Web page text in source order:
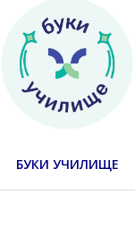
БУКИ УЧИЛИЩЕ